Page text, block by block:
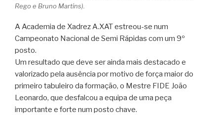
Rego e Bruno Martins).
A Academia de Xadrez A.XAT estreou-se num
Campeonato Nacional de Semi Rápidas com um 9º
posto.
Um resultado que deve ser ainda mais destacado e
valorizado pela ausência por motivo de força maior do
primeiro tabuleiro da formação, o Mestre FIDE João
Leonardo, que desfalcou a equipa de uma peça
importante e forte num posto chave.